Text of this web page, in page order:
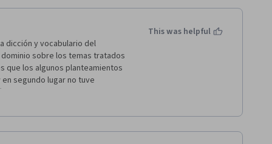
dicción y vocabulario del
sobre los temas tratados
que los algunos planteamientos
segundo lugar no tuve
de mi respuesta sobre los
de Planificación (Presupuesto
(comparaciones con
This was helpful